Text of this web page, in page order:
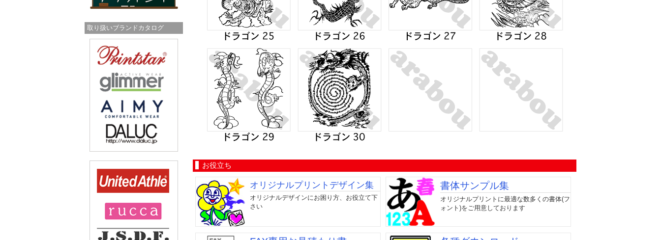
取り扱いブランドカタログ
お役立ち
オリジナルプリントデザイン集
オリジナルデザインにお困り方、お役立て下
さい
書体サンプル集
オリジナルプリントに最適な数多くの書体(フ
ォント)をご用意しております